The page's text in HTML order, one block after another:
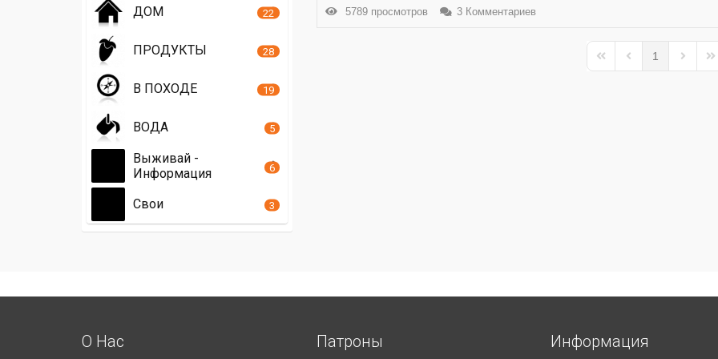
5789 просмотров 3 Комментариев
First PagePrevious Page
1
Next
ДОМ 22
ПРОДУКТЫ 28
В ПОХОДЕ 19
ВОДА 5
Выживай -
Информация
6
Свои 3
О Нас Патроны Информация